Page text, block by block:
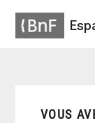
VOUS